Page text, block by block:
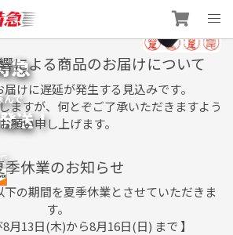
急
んで
送！
による商品のお届けについて
けに遅延が発生する見込みです。
ますが、何とぞご了承いただきますよう
願い申し上げます。
季休業のお知らせ
の期間を夏季休業とさせていただきま
す。
8月13日(木)から8月16日(日) まで 】